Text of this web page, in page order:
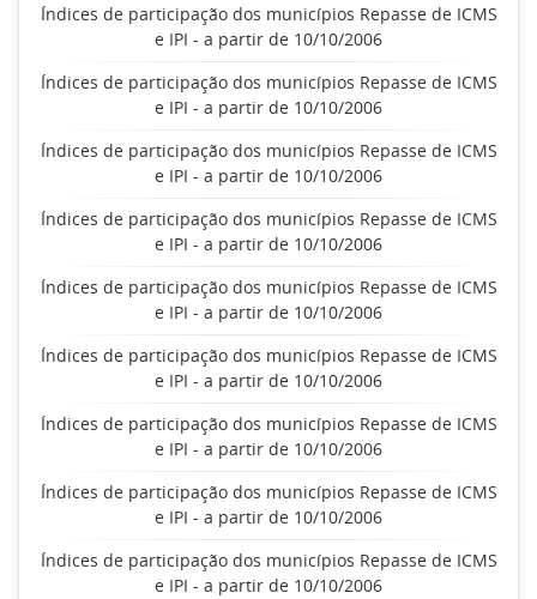
Índices de participação dos municípios Repasse de ICMS
e IPI - a partir de 10/10/2006
Índices de participação dos municípios Repasse de ICMS
e IPI - a partir de 10/10/2006
Índices de participação dos municípios Repasse de ICMS
e IPI - a partir de 10/10/2006
Índices de participação dos municípios Repasse de ICMS
e IPI - a partir de 10/10/2006
Índices de participação dos municípios Repasse de ICMS
e IPI - a partir de 10/10/2006
Índices de participação dos municípios Repasse de ICMS
e IPI - a partir de 10/10/2006
Índices de participação dos municípios Repasse de ICMS
e IPI - a partir de 10/10/2006
Índices de participação dos municípios Repasse de ICMS
e IPI - a partir de 10/10/2006
Índices de participação dos municípios Repasse de ICMS
e IPI - a partir de 10/10/2006